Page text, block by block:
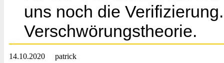
uns noch die
Verschwörungstheorie.
14.10.2020 patrick